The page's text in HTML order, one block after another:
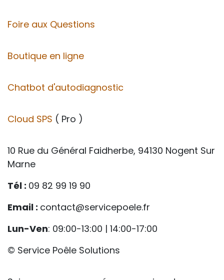
Foire aux Questions
Boutique en ligne
Chatbot d'autodiagnostic
Cloud SPS ( Pro )
10 Rue du Général Faidherbe, 94130 Nogent Sur
Marne
Tél : 09 82 99 19 90
Email : contact@servicepoele.fr
Lun-Ven: 09:00-13:00 | 14:00-17:00
© Service Poêle Solutions